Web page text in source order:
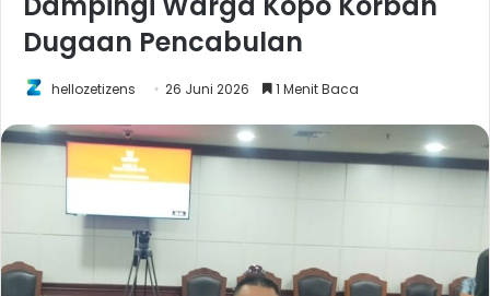
Dugaan Pencabulan
hellozetizens 26 Juni 2026 1 Menit Baca